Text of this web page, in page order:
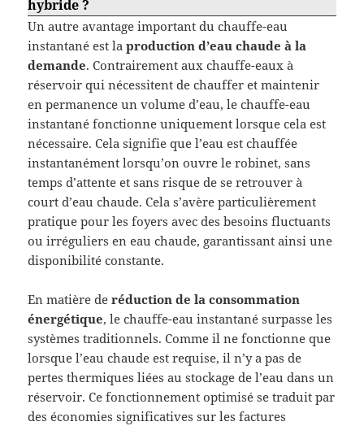
hybride ?
Un autre avantage important du chauffe-eau
instantané est laproduction d’eau chaude à la
demande. Contrairement aux chauffe-eaux à
réservoir qui nécessitent de chauffer et maintenir
en permanence un volume d’eau, le chauffe-eau
instantané fonctionne uniquement lorsque cela est
nécessaire. Cela signifie que l’eau est chauffée
instantanément lorsqu’on ouvre le robinet, sans
temps d’attente et sans risque de se retrouver à
court d’eau chaude. Cela s’avère particulièrement
pratique pour les foyers avec des besoins fluctuants
ou irréguliers en eau chaude, garantissant ainsi une
disponibilité constante.
En matière deréduction de la consommation
énergétique, le chauffe-eau instantané surpasse les
systèmes traditionnels. Comme il ne fonctionne que
lorsque l’eau chaude est requise, il n’y a pas de
pertes thermiques liées au stockage de l’eau dans un
réservoir. Ce fonctionnement optimisé se traduit par
des économies significatives sur les factures